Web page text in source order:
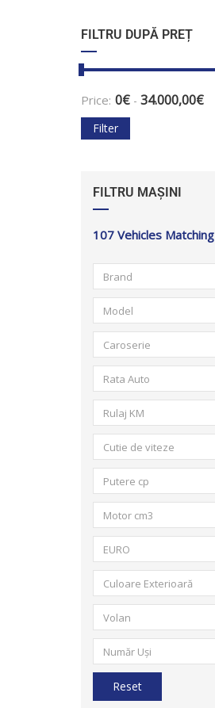
FILTRU DUPĂ PREȚ
Price: 0€ - 34.000,00€
Filter
FILTRU MAȘINI
107 Vehicles Matching
Brand
Model
Caroserie
Rata Auto
Rulaj KM
Cutie de viteze
Putere cp
Motor cm3
EURO
Culoare Exterioară
Volan
Număr Uși
Reset